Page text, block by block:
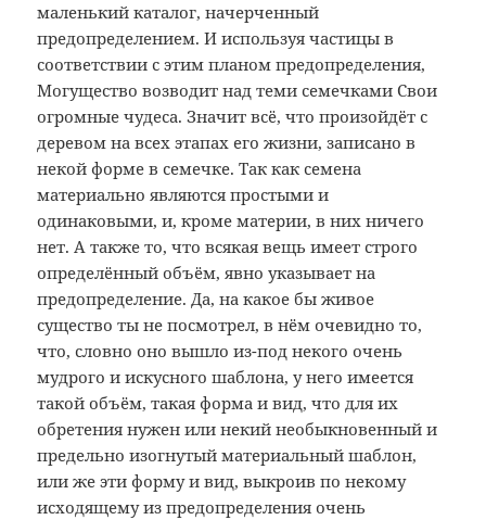
маленький каталог, начерченный
предопределением. И используя частицы в
соответствии с этим планом предопределения,
Могущество возводит над теми семечками Свои
огромные чудеса. Значит всё, что произойдёт с
деревом на всех этапах его жизни, записано в
некой форме в семечке. Так как семена
материально являются простыми и
одинаковыми, и, кроме материи, в них ничего
нет. А также то, что всякая вещь имеет строго
определённый объём, явно указывает на
предопределение. Да, на какое бы живое
существо ты не посмотрел, в нём очевидно то,
что, словно оно вышло из-под некого очень
мудрого и искусного шаблона, у него имеется
такой объём, такая форма и вид, что для их
обретения нужен или некий необыкновенный и
предельно изогнутый материальный шаблон,
или же эти форму и вид, выкроив по некому
исходящему из предопределения очень